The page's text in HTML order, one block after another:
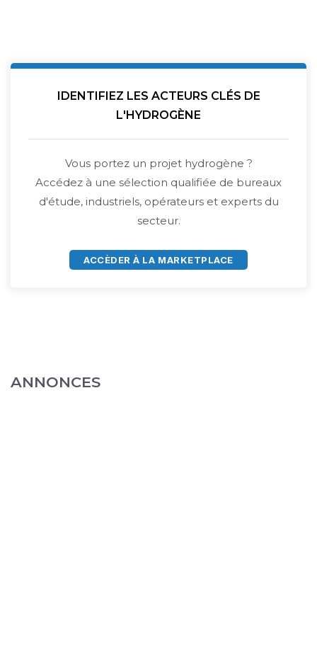
IDENTIFIEZ LES ACTEURS CLÉS DE
L'HYDROGÈNE
Vous portez un projet hydrogène ?
Accédez à une sélection qualifiée de bureaux
d'étude, industriels, opérateurs et experts du
secteur.
ACCÈDER À LA MARKETPLACE
ANNONCES